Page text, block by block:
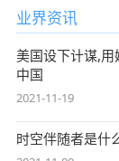
业界资讯
美国设下计谋,
中国
2021-11-19
时空伴随者是什